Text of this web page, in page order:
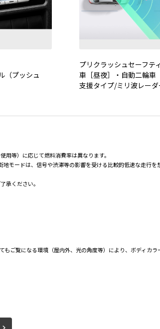
（プッシュ
プリクラッシュセーフテ
車［昼夜］・自動二輪車
支援タイプ/ミリ波レーダ
等）に応じて燃料消費率は異なります。
モードは、信号や渋滞等の影響を受ける比較的低速な走行
承ください。
ご覧になる環境（屋内外、光の角度等）により、ボディカラ